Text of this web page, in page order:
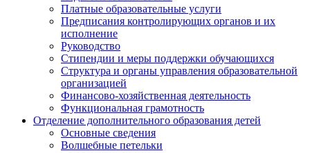
Платные образовательные услуги
Предписания контролирующих органов и их
исполнение
Руководство
Стипендии и меры поддержки обучающихся
Структура и органы управления образовательной
организацией
Финансово-хозяйственная деятельность
Функциональная грамотность
Отделение дополнительного образования детей
Основные сведения
Волшебные петельки